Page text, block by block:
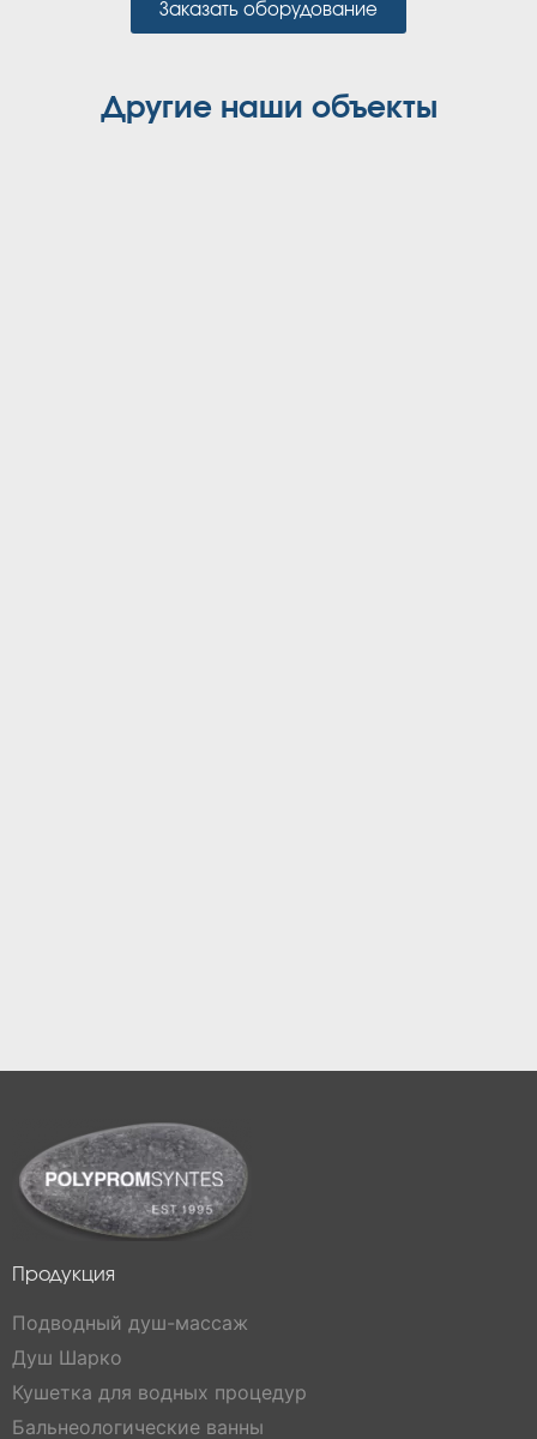
Заказать оборудование
Другие наши объекты
Продукция
Подводный душ-массаж
Душ Шарко
Кушетка для водных процедур
Бальнеологические ванны